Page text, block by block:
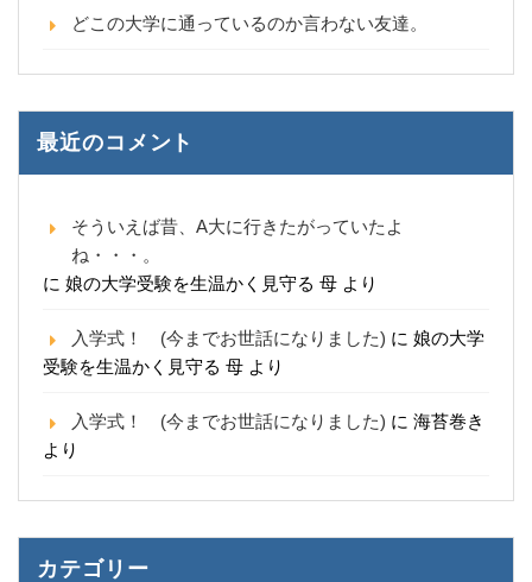
どこの大学に通っているのか言わない友達。
最近のコメント
そういえば昔、A大に行きたがっていたよ
ね・・・。
に 娘の大学受験を生温かく見守る 母 より
入学式！ (今までお世話になりました) に 娘の大学
受験を生温かく見守る 母 より
入学式！ (今までお世話になりました) に 海苔巻き
より
カテゴリー